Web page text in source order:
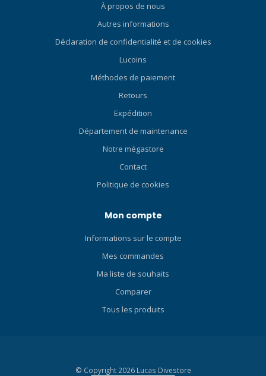
À propos de nous
Autres informations
Déclaration de confidentialité et de cookies
Lucoins
Méthodes de paiement
Retours
Expédition
Département de maintenance
Notre mégastore
Contact
Politique de cookies
Mon compte
Informations sur le compte
Mes commandes
Ma liste de souhaits
Comparer
Tous les produits
© Copyright 2026 Lucas Divestore